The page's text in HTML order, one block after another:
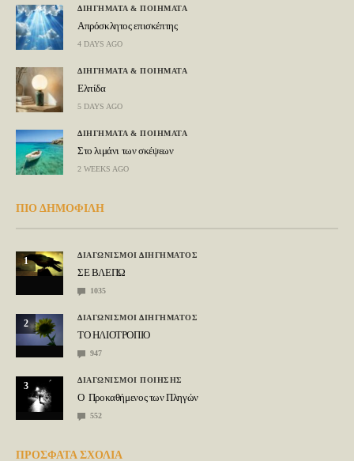
ΔΙΗΓΗΜΑΤΑ & ΠΟΙΗΜΑΤΑ
Απρόσκλητος επισκέπτης
4 DAYS AGO
ΔΙΗΓΗΜΑΤΑ & ΠΟΙΗΜΑΤΑ
Ελπίδα
5 DAYS AGO
ΔΙΗΓΗΜΑΤΑ & ΠΟΙΗΜΑΤΑ
Στο λιμάνι των σκέψεων
2 WEEKS AGO
ΠΙΟ ΔΗΜΟΦΙΛΗ
1
ΔΙΑΓΩΝΙΣΜΟΙ ΔΙΗΓΗΜΑΤΟΣ
ΣΕ ΒΛΕΠΩ
1035
2
ΔΙΑΓΩΝΙΣΜΟΙ ΔΙΗΓΗΜΑΤΟΣ
ΤΟ ΗΛΙΟΤΡΟΠΙΟ
947
3
ΔΙΑΓΩΝΙΣΜΟΙ ΠΟΙΗΣΗΣ
Ο Προκαθήμενος των Πληγών
552
ΠΡΟΣΦΑΤΑ ΣΧΟΛΙΑ